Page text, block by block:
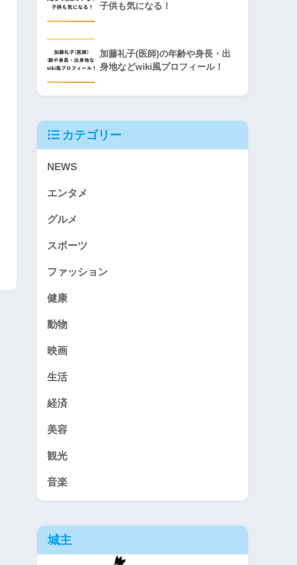
子供も気になる！
加藤礼子(医師)の年齢や身長・出
身地などwiki風プロフィール！
カテゴリー
NEWS
エンタメ
グルメ
スポーツ
ファッション
健康
動物
映画
生活
経済
美容
観光
音楽
城主